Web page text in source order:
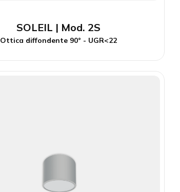
SOLEIL | Mod. 2S
Ottica diffondente 90° - UGR<22